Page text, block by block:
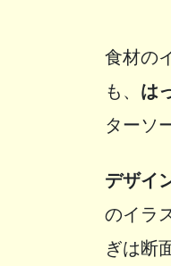
食材の
も、 は
ターソ
デザイ
のイラ
ぎは断